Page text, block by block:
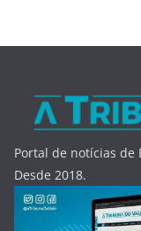
Portal de notícias de
Desde 2018.